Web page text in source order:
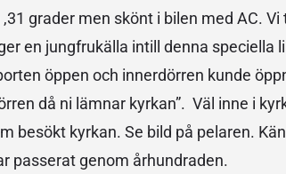
grader men skönt i bilen med AC. Vi
en jungfrukälla intill denna speciella
öppen och innerdörren kunde
då ni lämnar kyrkan”. Väl inne i
besökt kyrkan. Se bild på pelaren.
passerat genom århundraden.